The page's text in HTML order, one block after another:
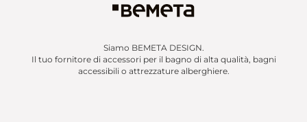
Siamo BEMETA DESIGN.
Il tuo fornitore di accessori per il bagno di alta qualità, bagni
accessibili o attrezzature alberghiere.